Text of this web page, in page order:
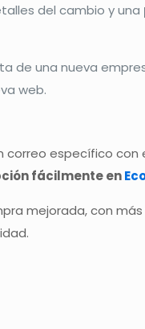
del cambio y una
de una nueva
web.
correo específico
fácilmente en
mejorada, con más